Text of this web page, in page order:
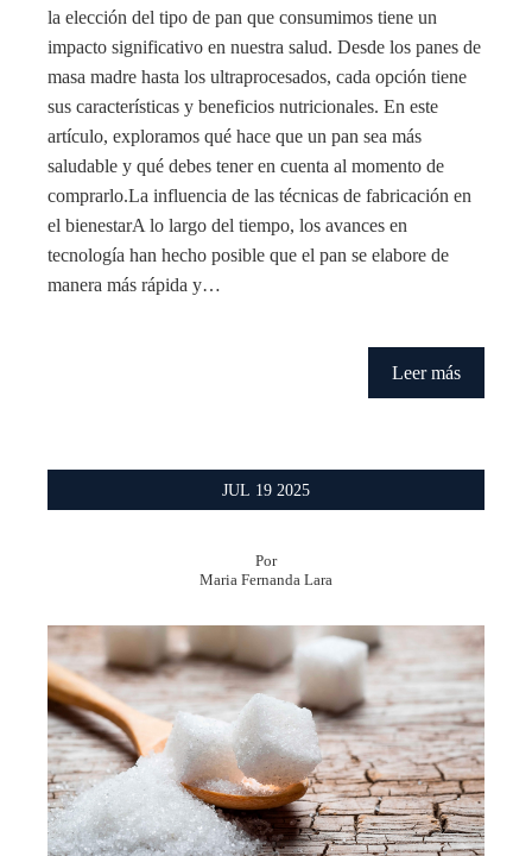
la elección del tipo de pan que consumimos tiene un
impacto significativo en nuestra salud. Desde los panes de
masa madre hasta los ultraprocesados, cada opción tiene
sus características y beneficios nutricionales. En este
artículo, exploramos qué hace que un pan sea más
saludable y qué debes tener en cuenta al momento de
comprarlo.La influencia de las técnicas de fabricación en
el bienestarA lo largo del tiempo, los avances en
tecnología han hecho posible que el pan se elabore de
manera más rápida y…
Leer más
JUL 19 2025
Por
Maria Fernanda Lara